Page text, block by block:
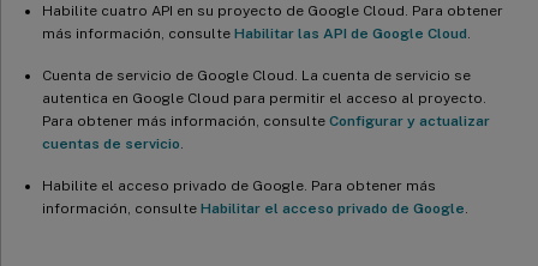
Habilite cuatro API en su proyecto de Google Cloud. Para obtener
más información, consulte Habilitar las API de Google Cloud
Cuenta de servicio de Google Cloud. La cuenta de servicio se
autentica en Google Cloud para permitir el acceso al proyecto.
Para obtener más información, consulte Configurar y actualizar
cuentas de servicio
Habilite el acceso privado de Google. Para obtener más
información, consulte Habilitar el acceso privado de Google